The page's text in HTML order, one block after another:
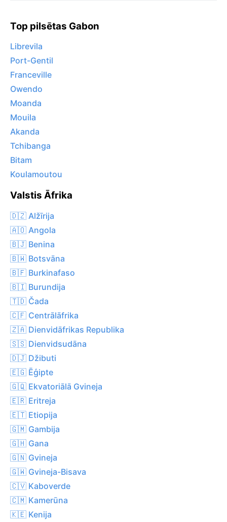
Top pilsētas Gabon
Librevila
Port-Gentil
Franceville
Owendo
Moanda
Mouila
Akanda
Tchibanga
Bitam
Koulamoutou
Valstis Āfrika
🇩🇿 Alžīrija
🇦🇴 Angola
🇧🇯 Benina
🇧🇼 Botsvāna
🇧🇫 Burkinafaso
🇧🇮 Burundija
🇹🇩 Čada
🇨🇫 Centrālāfrika
🇿🇦 Dienvidāfrikas Republika
🇸🇸 Dienvidsudāna
🇩🇯 Džibuti
🇪🇬 Ēģipte
🇬🇶 Ekvatoriālā Gvineja
🇪🇷 Eritreja
🇪🇹 Etiopija
🇬🇲 Gambija
🇬🇭 Gana
🇬🇳 Gvineja
🇬🇼 Gvineja-Bisava
🇨🇻 Kaboverde
🇨🇲 Kamerūna
🇰🇪 Kenija